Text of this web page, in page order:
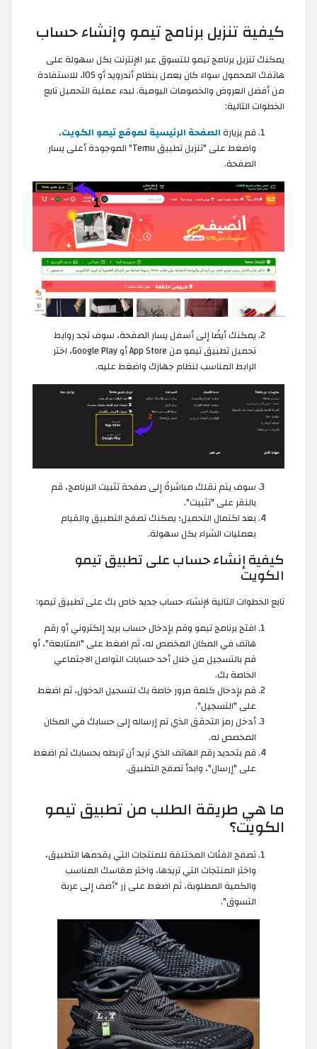
كيفية تنزيل برنامج تيمو وإنشاء حساب
يمكنك تنزيل برنامج تيمو للتسوق عبر الإنترنت بكل سهولة على
هاتفك المحمول سواء كان يعمل بنظام أندرويد أو IOS، للاستفادة
من أفضل العروض والخصومات اليومية. لبدء عملية التحميل تابع
الخطوات التالية:
قم بزيارة الصفحة الرئيسية لموقع تيمو الكويت،
واضغط على "تنزيل تطبيق Temu" الموجودة أعلى يسار
الصفحة.
يمكنك أيضًا إلى أسفل يسار الصفحة، سوف تجد روابط
تحميل تطبيق تيمو من App Store أو Google Play، اختر
الرابط المناسب لنظام جهازك واضغط عليه.
سوف يتم نقلك مباشرةً إلى صفحة تثبيت البرنامج، قم
بالنقر على "تثبيت".
بعد اكتمال التحميل؛ يمكنك تصفح التطبيق والقيام
بعمليات الشراء بكل سهولة.
كيفية إنشاء حساب على تطبيق تيمو
الكويت
تابع الخطوات التالية لإنشاء حساب جديد خاص بك على تطبيق تيمو:
افتح برنامج تيمو وقم بإدخال حساب بريد إلكتروني أو رقم
هاتف في المكان المخصص له، ثم اضغط على "المتابعة"، أو
قم بالتسجيل من خلال أحد حسابات التواصل الاجتماعي
الخاصة بك.
قم بإدخال كلمة مرور خاصة بك لتسجيل الدخول، ثم اضغط
على "التسجيل".
أدخل رمز التحقق الذي تم إرساله إلى حسابك في المكان
المخصص له.
قم بتحديد رقم الهاتف الذي تريد أن تربطه بحسابك ثم اضغط
على "إرسال"، وابدأ تصفح التطبيق.
ما هي طريقة الطلب من تطبيق تيمو
الكويت؟
تصفح الفئات المختلفة للمنتجات التي يقدمها التطبيق،
واختر المنتجات التي تريدها، واختر مقاسك المناسب
والكمية المطلوبة، ثم اضغط على زر "أضف إلى عربة
التسوق".